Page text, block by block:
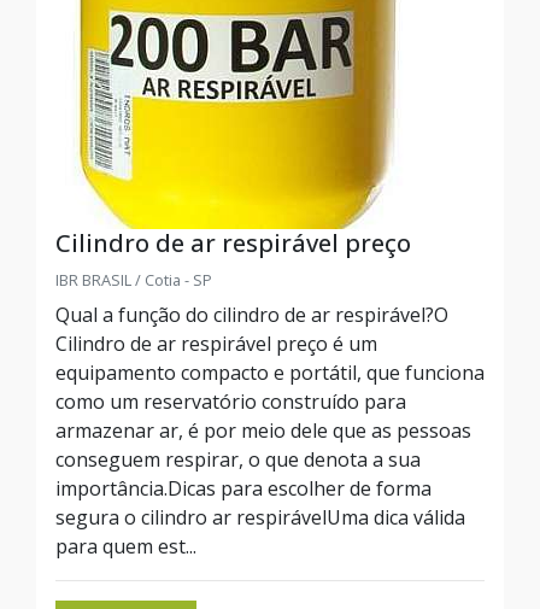
Cilindro de ar respirável preço
IBR BRASIL / Cotia - SP
Qual a função do cilindro de ar respirável?O
Cilindro de ar respirável preço é um
equipamento compacto e portátil, que funciona
como um reservatório construído para
armazenar ar, é por meio dele que as pessoas
conseguem respirar, o que denota a sua
importância.Dicas para escolher de forma
segura o cilindro ar respirávelUma dica válida
para quem est...